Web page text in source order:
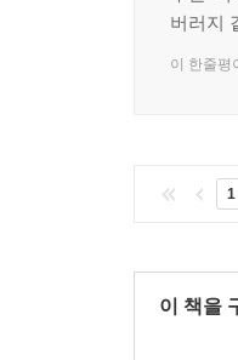
버러지
이 한줄평
1
이 책을